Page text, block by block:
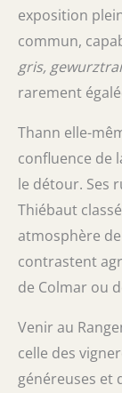
exposition
commun,
gris,
rarement
Thann elle-
confluence de
le détour. Ses
Thiébaut
atmosphère
contrastent
de Colmar ou
Venir au
celle des
généreuses et